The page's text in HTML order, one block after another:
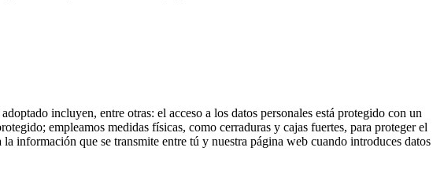
incluyen, entre otras: el acceso a los datos personales está protegido con un
empleamos medidas físicas, como cerraduras y cajas fuertes, para proteger el
información que se transmite entre tú y nuestra página web cuando introduces datos